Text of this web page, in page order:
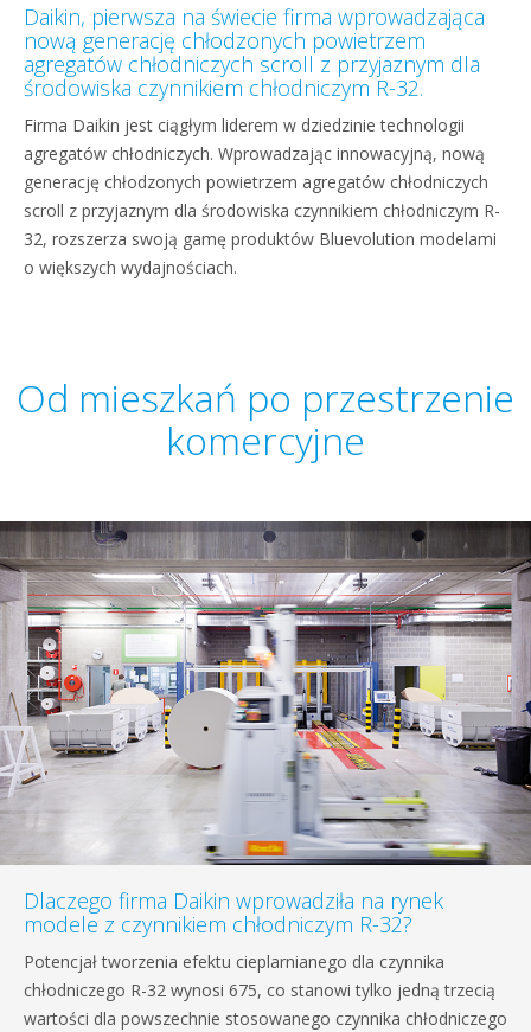
Daikin, pierwsza na świecie firma wprowadzająca
nową generację chłodzonych powietrzem
agregatów chłodniczych scroll z przyjaznym dla
środowiska czynnikiem chłodniczym R-32.
Firma Daikin jest ciągłym liderem w dziedzinie technologii
agregatów chłodniczych. Wprowadzając innowacyjną, nową
generację chłodzonych powietrzem agregatów chłodniczych
scroll z przyjaznym dla środowiska czynnikiem chłodniczym R-
32, rozszerza swoją gamę produktów Bluevolution modelami
o większych wydajnościach.
Od mieszkań po przestrzenie
komercyjne
Dlaczego firma Daikin wprowadziła na rynek
modele z czynnikiem chłodniczym R-32?
Potencjał tworzenia efektu cieplarnianego dla czynnika
chłodniczego R-32 wynosi 675, co stanowi tylko jedną trzecią
wartości dla powszechnie stosowanego czynnika chłodniczego